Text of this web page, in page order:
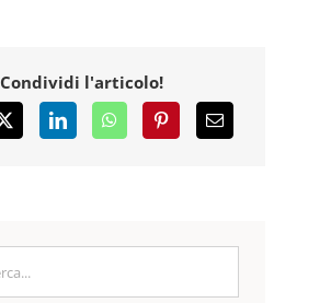
Condividi l'articolo!